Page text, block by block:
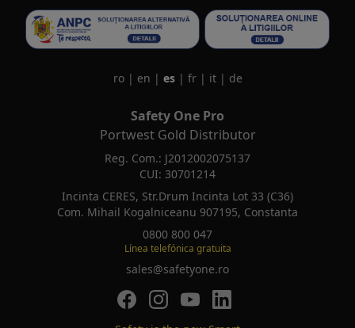
ro | en | es | fr | it | de
Safety One Pro
Portwest Gold Distributor
Reg. Com.: J2012002075137
CUI: 30701214
Incinta CERES, Str.Drum Incinta Lot 33 (C36)
Com. Mihail Kogalniceanu 907195, Constanta
0800 800 047
Línea telefónica gratuita
sales@safetyone.ro
SafetyOne pe Facebook
SafetyOne pe Instagram
SafetyOne pe Youtube
SafetyOne pe LinkedIn